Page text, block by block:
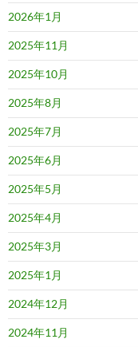
2026年1月
2025年11月
2025年10月
2025年8月
2025年7月
2025年6月
2025年5月
2025年4月
2025年3月
2025年1月
2024年12月
2024年11月